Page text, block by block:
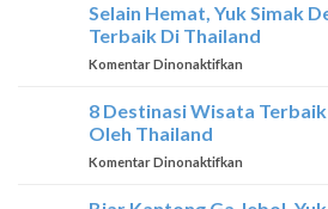
DI
SINGAPORE
Selain Hemat, Yuk Simak
Terbaik Di Thailand
Komentar Dinonaktifkan
Hemat,
Terbaik
8 Destinasi Wisata
Oleh Thailand
Komentar Dinonaktifkan
Destinasi